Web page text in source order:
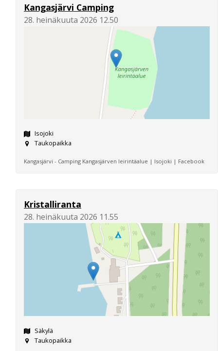
Kangasjärvi Camping
28. heinäkuuta 2026 12.50
Isojoki
Taukopaikka
Kangasjärvi - Camping Kangasjärven leirintäalue | Isojoki | Facebook
Kristalliranta
28. heinäkuuta 2026 11.55
Säkylä
Taukopaikka